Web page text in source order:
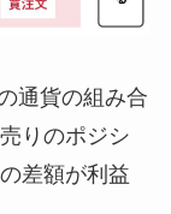
通貨の組み合
りのポジシ
差額が利益